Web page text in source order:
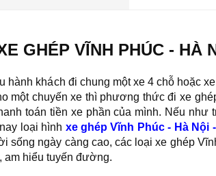
GHÉP VĨNH PHÚC - HÀ
hành khách đi chung một xe 4 chỗ hoặc
một chuyến xe thì phương thức đi xe
toán tiền xe phần của mình. Nếu
loại hình xe ghép Vĩnh Phúc - Hà Nội
sống ngày càng cao, các loại xe ghép
am hiểu tuyến đường.